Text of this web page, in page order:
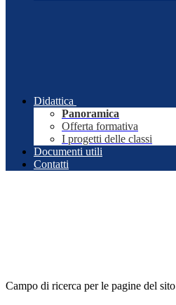
Didattica
Panoramica
Offerta formativa
I progetti delle classi
Documenti utili
Contatti
Campo di ricerca per le pagine del sito